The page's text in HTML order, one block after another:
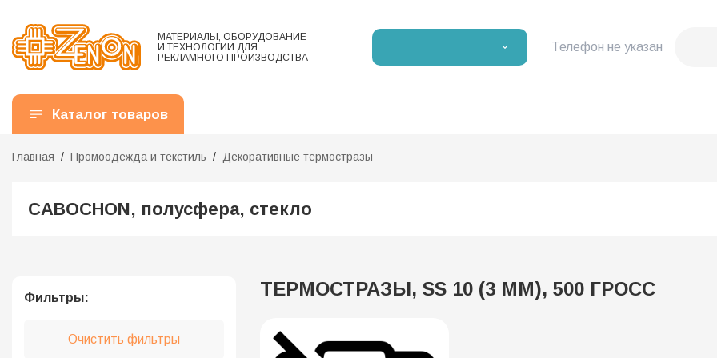
МАТЕРИАЛЫ, ОБОРУДОВАНИЕ
И ТЕХНОЛОГИИ ДЛЯ
РЕКЛАМНОГО ПРОИЗВОДСТВА
Телефон не указан
Каталог товаров
Главная Промоодежда и текстиль Декоративные термостразы
CABOCHON, полусфера, стекло
Фильтры:
Очистить фильтры
ТЕРМОСТРАЗЫ, SS 10 (3 ММ), 500 ГРОСС